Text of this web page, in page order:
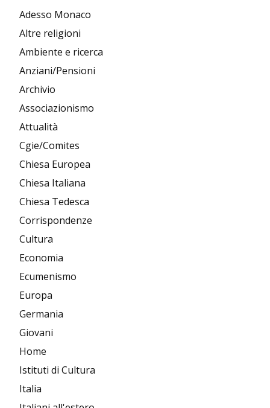
Adesso Monaco
Altre religioni
Ambiente e ricerca
Anziani/Pensioni
Archivio
Associazionismo
Attualità
Cgie/Comites
Chiesa Europea
Chiesa Italiana
Chiesa Tedesca
Corrispondenze
Cultura
Economia
Ecumenismo
Europa
Germania
Giovani
Home
Istituti di Cultura
Italia